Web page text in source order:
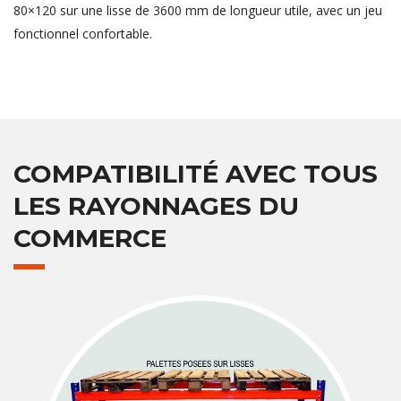
80×120 sur une lisse de 3600 mm de longueur utile, avec un jeu
fonctionnel confortable.
COMPATIBILITÉ AVEC TOUS
LES RAYONNAGES DU
COMMERCE